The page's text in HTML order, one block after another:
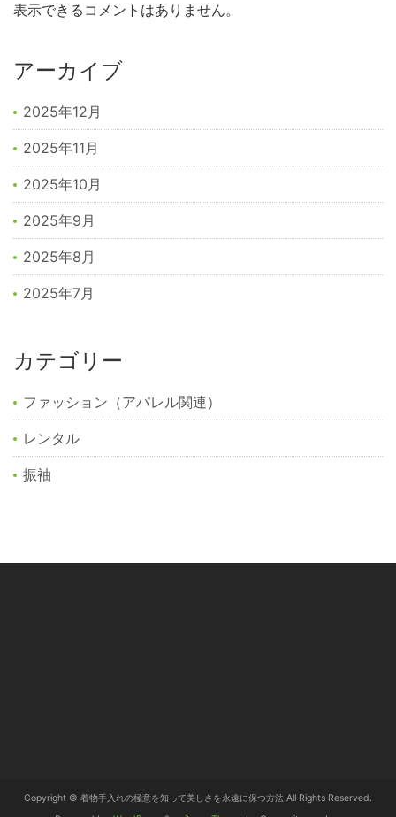
表示できるコメントはありません。
アーカイブ
2025年12月
2025年11月
2025年10月
2025年9月
2025年8月
2025年7月
カテゴリー
ファッション（アパレル関連）
レンタル
振袖
Copyright © 着物手入れの極意を知って美しさを永遠に保つ方法 All Rights Reserved.